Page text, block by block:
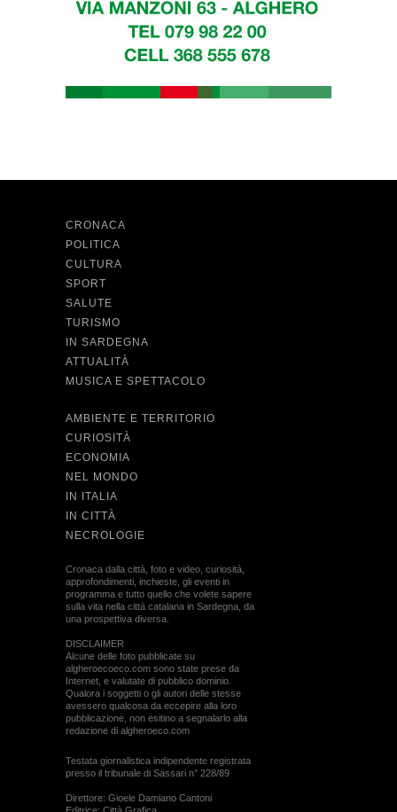
CRONACA
POLITICA
CULTURA
SPORT
SALUTE
TURISMO
IN SARDEGNA
ATTUALITÀ
MUSICA E SPETTACOLO
AMBIENTE E TERRITORIO
CURIOSITÀ
ECONOMIA
NEL MONDO
IN ITALIA
IN CITTÀ
NECROLOGIE
Cronaca dalla città, foto e video, curiosità,
approfondimenti, inchieste, gli eventi in
programma e tutto quello che volete sapere
sulla vita nella città catalana in Sardegna, da
una prospettiva diversa.
DISCLAIMER
Alcune delle foto pubblicate su
algheroecoeco.com sono state prese da
Internet, e valutate di pubblico dominio.
Qualora i soggetti o gli autori delle stesse
avessero qualcosa da eccepire alla loro
pubblicazione, non esitino a segnalarlo alla
redazione di algheroeco.com
Testata giornalistica indipendente registrata
presso il tribunale di Sassari n° 228/89
Direttore: Gioele Damiano Cantoni